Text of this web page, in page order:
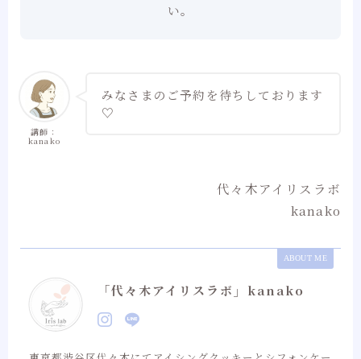
い。
講師：
kanako
みなさまのご予約を待ちしております
♡
代々木アイリスラボ
kanako
ABOUT ME
「代々木アイリスラボ」kanako